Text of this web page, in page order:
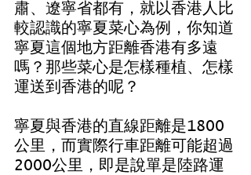
肅、遼寧省都有，就以香港人比
較認識的寧夏菜心為例，你知道
寧夏這個地方距離香港有多遠
嗎？那些菜心是怎樣種植、怎樣
運送到香港的呢？
寧夏與香港的直線距離是1800
公里，而實際行車距離可能超過
2000公里，即是說單是陸路運